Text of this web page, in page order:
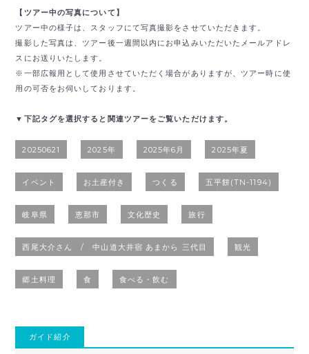
【ツアー中の写真について】
ツアー中の様子は、スタッフにて写真撮影をさせていただきます。
撮影した写真は、ツアー後一週間以内にお申込みいただいたメールアドレ
スにお送りいたします。
※一部広報用として使用させていただく場合がありますが、ツアー時に使
用の可否をお伺いしております。
▼下記タグを選択すると関連ツアーをご覧いただけます。
20250621 2025年 2025年6月 2025年夏
イベント お土産付き つくる 五平餅(TN-1194)
岐阜県 恵那市 文化歴史 旅行
西尾大介さん / 中山道大井宿 あまから 三代目 観光
郷土料理 食 食べる・飲む
ガイド紹介